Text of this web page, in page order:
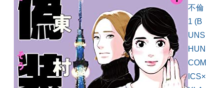
不倫
1 (B
UNS
HUN
COM
ICS×